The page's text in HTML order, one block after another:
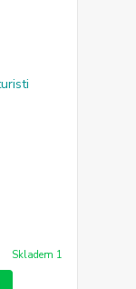
Skladem 1